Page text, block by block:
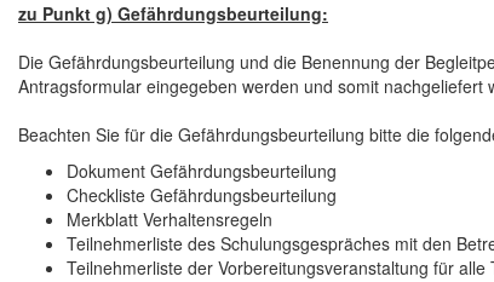
zu Punkt g) Gefährdungsbeurteilung:
Die Gefährdungsbeurteilung und die Benennung der
Antragsformular eingegeben werden und somit nachgeliefert
Beachten Sie für die Gefährdungsbeurteilung bitte die
Dokument Gefährdungsbeurteilung
Checkliste Gefährdungsbeurteilung
Merkblatt Verhaltensregeln
Teilnehmerliste des Schulungsgespräches mit den
Teilnehmerliste der Vorbereitungsveranstaltung für alle